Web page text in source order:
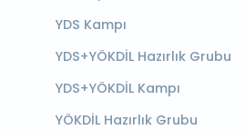
YDS Kampı
YDS+YÖKDİL Hazırlık Grubu
YDS+YÖKDİL Kampı
YÖKDİL Hazırlık Grubu